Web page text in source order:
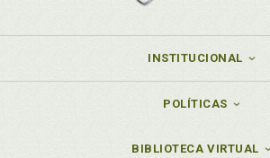
INSTITUCIONAL
POLÍTICAS
BIBLIOTECA VIRTUAL